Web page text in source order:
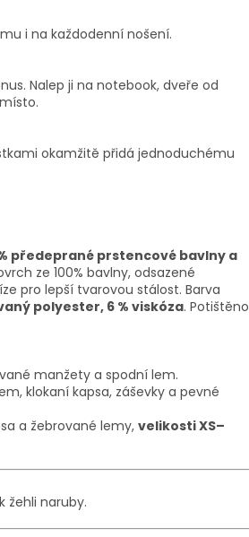
i na každodenní nošení.
Nalep ji na notebook, dveře od
okamžitě přidá jednoduchému
předeprané prstencové bavlny a
ze 100% bavlny, odsazené
pro lepší tvarovou stálost. Barva
polyester, 6 % viskóza. Potištěno
manžety a spodní lem.
klokaní kapsa, záševky a pevné
a žebrované lemy, velikosti XS–
žehli naruby.